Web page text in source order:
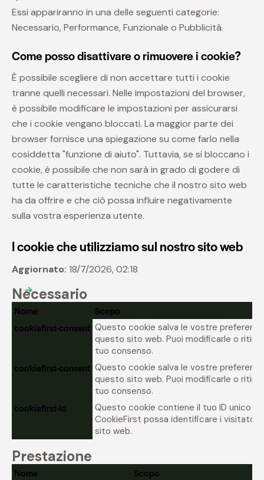
Essi appariranno in una delle seguenti categorie:
Necessario, Performance, Funzionale o Pubblicità.
Come posso disattivare o rimuovere i cookie?
È possibile scegliere di non accettare tutti i cookie
tranne quelli necessari. Nelle impostazioni del browser,
è possibile modificare le impostazioni per assicurarsi
che i cookie vengano bloccati. La maggior parte dei
browser fornisce una spiegazione su come farlo nella
cosiddetta "funzione di aiuto". Tuttavia, se si bloccano i
cookie, è possibile che non sarà in grado di godere di
tutte le caratteristiche tecniche che il nostro sito web
ha da offrire e che ciò possa influire negativamente
sulla vostra esperienza utente.
I cookie che utilizziamo sul nostro sito web
Aggiornato: 18/7/2026, 02:18
Necessario
Nome
Scopo
cookiefirst-consent Questo cookie salva le vostre
questo sito web. Puoi modificarle o
tuo consenso.
cookiefirst-consent Questo cookie salva le vostre
questo sito web. Puoi modificarle o
tuo consenso.
cookiefirst-id
Questo cookie contiene il tuo ID unico in
CookieFirst possa identificare i visitatori
sito web.
Prestazione
Nome
Scopo